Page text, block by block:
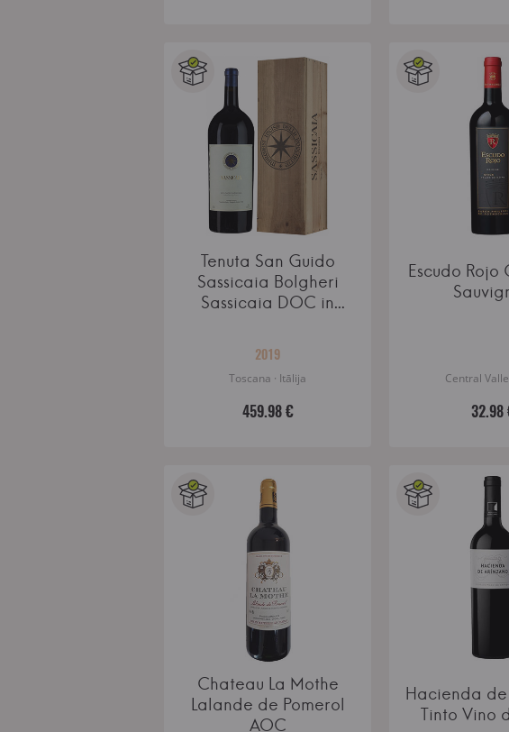
Tenuta San Guido
Sassicaia Bolgheri
Sassicaia DOC in
2019
Toscana · Itālija
459.98 €
Escudo
Central
32.98
Chateau La Mothe
Lalande de Pomerol
AOC
Hacienda
Tinto Vino